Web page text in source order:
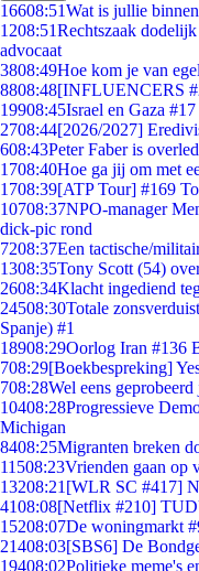
16608:51Wat is jullie
1208:51Rechtszaak
advocaat
3808:49Hoe kom je van
8808:48[INFLUENCERS
19908:45Israel en Gaza #17
2708:44[2026/2027]
608:43Peter Faber is
1708:40Hoe ga jij om met
1708:39[ATP Tour] #169
10708:37NPO-manager
dick-pic rond
7208:37Een tactische/
1308:35Tony Scott (54)
2608:34Klacht ingediend
24508:30Totale
Spanje) #1
18908:29Oorlog Iran #136
708:29[Boekbespreking]
708:28Wel eens
10408:28Progressieve
Michigan
8408:25Migranten breken
11508:23Vrienden gaan op
13208:21 [WLR SC #417]
4108:08[Netflix #210]
15208:07De woningmarkt
21408:03[SBS6] De
19408:02Politieke meme's